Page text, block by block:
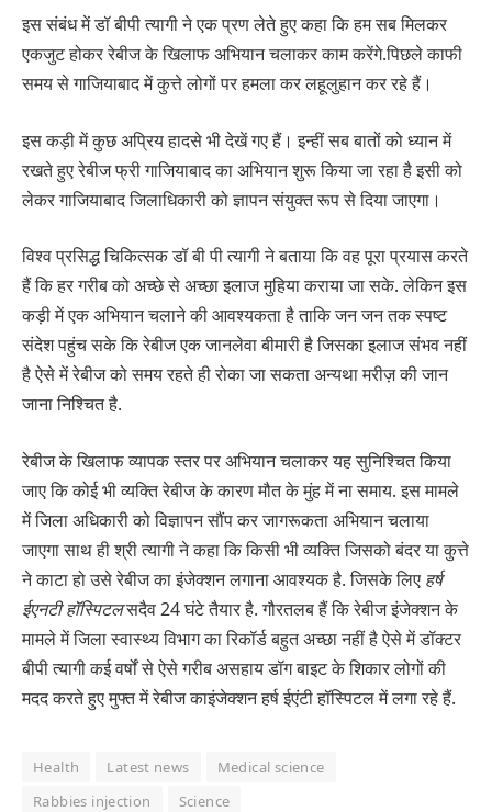
इस संबंध में डॉ बीपी त्यागी ने एक प्रण लेते हुए कहा कि हम सब मिलकर
एकजुट होकर रेबीज के खिलाफ अभियान चलाकर काम करेंगे.पिछले काफी
समय से गाजियाबाद में कुत्ते लोगों पर हमला कर लहूलुहान कर रहे हैं।
इस कड़ी में कुछ अप्रिय हादसे भी देखें गए हैं। इन्हीं सब बातों को ध्यान में
रखते हुए रेबीज फ्री गाजियाबाद का अभियान शुरू किया जा रहा है इसी को
लेकर गाजियाबाद जिलाधिकारी को ज्ञापन संयुक्त रूप से दिया जाएगा।
विश्व प्रसिद्ध चिकित्सक डॉ बी पी त्यागी ने बताया कि वह पूरा प्रयास करते
हैं कि हर गरीब को अच्छे से अच्छा इलाज मुहिया कराया जा सके. लेकिन इस
कड़ी में एक अभियान चलाने की आवश्यकता है ताकि जन जन तक स्पष्ट
संदेश पहुंच सके कि रेबीज एक जानलेवा बीमारी है जिसका इलाज संभव नहीं
है ऐसे में रेबीज को समय रहते ही रोका जा सकता अन्यथा मरीज़ की जान
जाना निश्चित है.
रेबीज के खिलाफ व्यापक स्तर पर अभियान चलाकर यह सुनिश्चित किया
जाए कि कोई भी व्यक्ति रेबीज के कारण मौत के मुंह में ना समाय. इस मामले
में जिला अधिकारी को विज्ञापन सौंप कर जागरूकता अभियान चलाया
जाएगा साथ ही श्री त्यागी ने कहा कि किसी भी व्यक्ति जिसको बंदर या कुत्ते
ने काटा हो उसे रेबीज का इंजेक्शन लगाना आवश्यक है. जिसके लिए हर्ष
ईएनटी हॉस्पिटलसदैव 24 घंटे तैयार है. गौरतलब हैं कि रेबीज इंजेक्शन के
मामले में जिला स्वास्थ्य विभाग का रिकॉर्ड बहुत अच्छा नहीं है ऐसे में डॉक्टर
बीपी त्यागी कई वर्षों से ऐसे गरीब असहाय डॉग बाइट के शिकार लोगों की
मदद करते हुए मुफ्त में रेबीज काइंजेक्शन हर्ष ईएंटी हॉस्पिटल में लगा रहे हैं.
Health Latest news
Medical science
Rabbies injection
Science